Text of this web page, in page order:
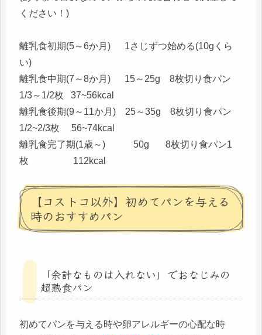
ください！)
離乳食初期(5～6か月) 1さじずつ始める(10gくら
い)
離乳食中期(7～8か月) 15～25g 8枚切り食パン
1/3～1/2枚 37~56kcal
離乳食後期(9～11か月) 25～35g 8枚切り食パン
1/2~2/3枚 56~74kcal
離乳食完了期(1歳～) 50g 8枚切り食パン1
枚 112kcal
【コストコ以外】初めてパンを与える
時のおすすめパン
「余計なものは入れない」でおなじみの
超熟食パン
初めてパンを与える時や卵アレルギーの心配な時